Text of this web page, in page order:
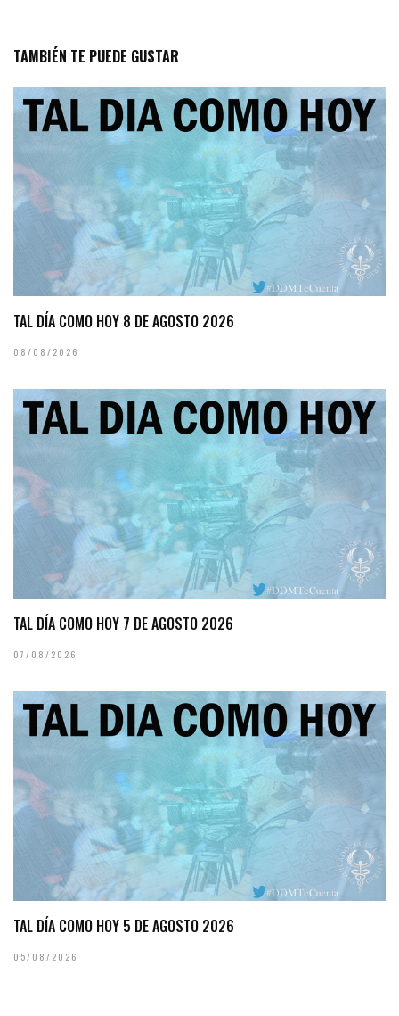
TAMBIÉN TE PUEDE GUSTAR
TAL DÍA COMO HOY 8 DE AGOSTO 2026
08/08/2026
TAL DÍA COMO HOY 7 DE AGOSTO 2026
07/08/2026
TAL DÍA COMO HOY 5 DE AGOSTO 2026
05/08/2026